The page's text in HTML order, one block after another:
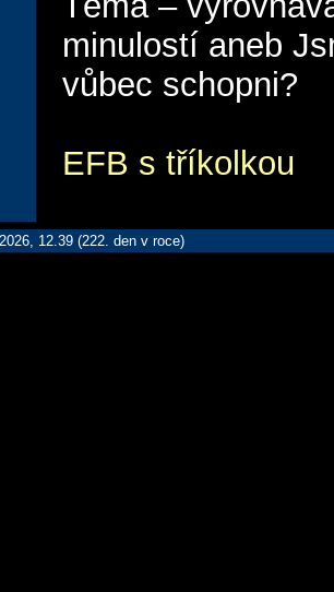
minulostí aneb
vůbec schopni?
EFB s tříkolkou
12.39 (222. den v roce)